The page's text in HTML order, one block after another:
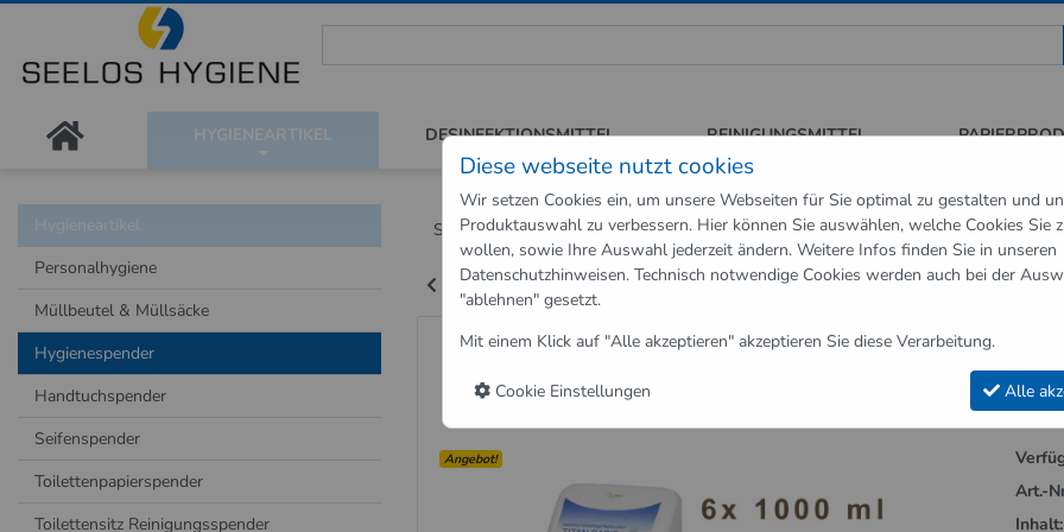
HYGIENEARTIKEL DESINFEKTIONSMITTEL REINIGUNGSMITTEL
Shop Hygieneartikel Hygienespender Handreiniger aus natürlichen
Zurück zu "Hygienespender"
Handreiniger aus natürlichen Rohstoffen
ml für Lavela Wandhalterung
Angebot!
Art.-
Inhalt:
Hygieneartikel
Personalhygiene
Müllbeutel & Müllsäcke
Hygienespender
Handtuchspender
Seifenspender
Toilettenpapierspender
Toilettensitz Reinigungsspender
Diese webseite nutzt cookies
Wir setzen Cookies ein, um unsere Webseiten für Sie optimal zu gestalten und
Produktauswahl zu verbessern. Hier können Sie auswählen, welche Cookies Sie
wollen, sowie Ihre Auswahl jederzeit ändern. Weitere Infos finden Sie in unseren
Datenschutzhinweisen. Technisch notwendige Cookies werden auch bei der
"ablehnen" gesetzt.
Mit einem Klick auf "Alle akzeptieren" akzeptieren Sie diese Verarbeitung.
Cookie Einstellungen Alle